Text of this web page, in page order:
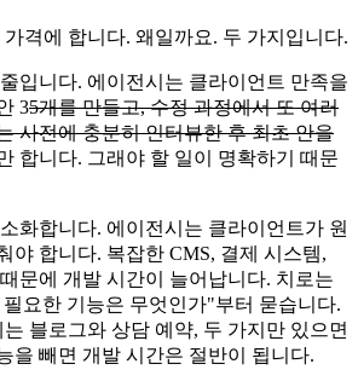
격에 합니다. 왜일까요. 두 가지입니다.
입니다. 에이전시는 클라이언트 만족을
35개를 만들고, 수정 과정에서 또 여러
사전에 충분히 인터뷰한 후 최초 안을
합니다. 그래야 할 일이 명확하기 때문
화합니다. 에이전시는 클라이언트가 원
야 합니다. 복잡한 CMS, 결제 시스템,
문에 개발 시간이 늘어납니다. 치로는
요한 기능은 무엇인가"부터 묻습니다.
블로그와 상담 예약, 두 가지만 있으면
을 빼면 개발 시간은 절반이 됩니다.